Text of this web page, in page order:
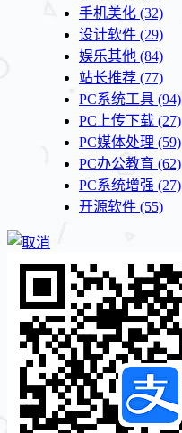
手机美化 (32)
设计软件 (29)
娱乐其他 (84)
站长推荐 (77)
PC系统工具 (94)
PC上传下载 (27)
PC媒体处理 (59)
PC办公教育 (62)
PC系统增强 (27)
开源软件 (55)